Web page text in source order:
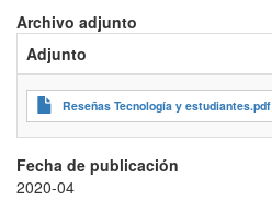
Reseñas
Tecnología
y
estudiantes
universitarios
en
educación:
un
Archivo adjunto
Adjunto
Reseñas Tecnología y estudiantes.pdf
Fecha de publicación
2020-04